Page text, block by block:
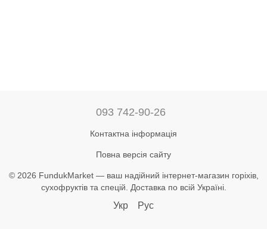
093 742-90-26
Контактна інформація
Повна версія сайту
© 2026 FundukMarket — ваш надійний інтернет-магазин горіхів,
сухофруктів та спецій. Доставка по всій Україні.
Укр Рус